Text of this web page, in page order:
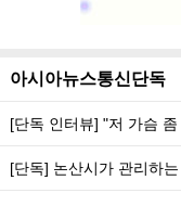
아시아뉴스통신단독
[단독 인터뷰] "저 가슴
[단독] 논산시가 관리하